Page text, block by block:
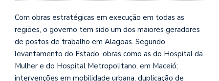
Com obras estratégicas em execução em todas as
regiões, o governo tem sido um dos maiores geradores
de postos de trabalho em Alagoas. Segundo
levantamento do Estado, obras como as do Hospital da
Mulher e do Hospital Metropolitano, em Maceió;
intervenções em mobilidade urbana, duplicação de